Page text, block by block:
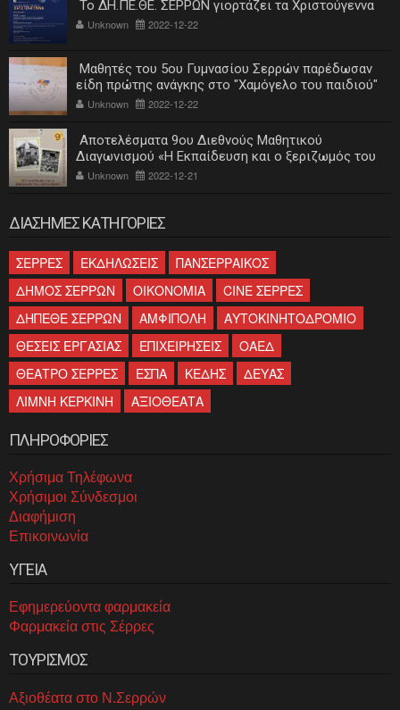
Το ΔΗ.ΠΕ.ΘΕ. ΣΕΡΡΩΝ γιορτάζει τα Χριστούγεννα
Unknown 2022-12-22
Μαθητές του 5ου Γυμνασίου Σερρών παρέδωσαν
είδη πρώτης ανάγκης στο "Χαμόγελο του παιδιού"
Unknown 2022-12-22
Αποτελέσματα 9ου Διεθνούς Μαθητικού
Διαγωνισμού «Η Εκπαίδευση και ο ξεριζωμός του
ελληνισμού»
Unknown 2022-12-21
ΔΙΑΣΗΜΕΣ ΚΑΤΗΓΟΡΙΕΣ
ΣΕΡΡΕΣ ΕΚΔΗΛΩΣΕΙΣ
ΠΑΝΣΕΡΡΑΙΚΟΣ
ΔΗΜΟΣ ΣΕΡΡΩΝ
ΟΙΚΟΝΟΜΙΑ
CINE ΣΕΡΡΕΣ
ΔΗΠΕΘΕ ΣΕΡΡΩΝ
ΑΜΦΙΠΟΛΗ
ΑΥΤΟΚΙΝΗΤΟΔΡΟΜΙΟ
ΘΕΣΕΙΣ ΕΡΓΑΣΙΑΣ
ΕΠΙΧΕΙΡΗΣΕΙΣ
ΟΑΕΔ
ΘΕΑΤΡΟ ΣΕΡΡΕΣ
ΕΣΠΑ ΚΕΔΗΣ
ΔΕΥΑΣ
ΛΙΜΝΗ ΚΕΡΚΙΝΗ
ΑΞΙΟΘΕΑΤΑ
ΠΛΗΡΟΦΟΡΙΕΣ
Χρήσιμα Τηλέφωνα
Χρήσιμοι Σύνδεσμοι
Διαφήμιση
Επικοινωνία
ΥΓΕΙΑ
Εφημερεύοντα φαρμακεία
Φαρμακεία στις Σέρρες
ΤΟΥΡΙΣΜΟΣ
Αξιοθέατα στο Ν.Σερρών